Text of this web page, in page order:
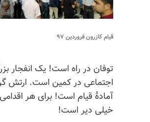
قیام کازرون فروردین ۹۷
توفان در راه است! یک انفجار
اجتماعی در کمین است. ارتش
آمادهٔ قیام است! برای هر
خیلی دیر است!